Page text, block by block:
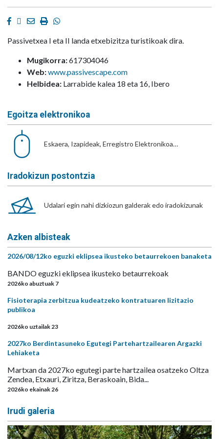
Facebook
Twitter
EmailImprimirWhatsapp
Passivetxea I eta II landa etxebizitza turistikoak dira.
Mugikorra:617304046
Web:www.passivescape.com
Helbidea: Larrabide kalea 18 eta 16, Ibero
Egoitza elektronikoa
Eskaera, Izapideak, Erregistro Elektronikoa…
Iradokizun postontzia
Udalari egin nahi dizkiozun galderak edo iradokizunak
Azken albisteak
2026/08/12ko eguzki eklipsea ikusteko betaurrekoen banaketa
BANDO eguzki eklipsea ikusteko betaurrekoak
2026ko abuztuak 7
Fisioterapia zerbitzua kudeatzeko kontratuaren lizitazio
publikoa
2026ko uztailak 23
2027ko Berdintasuneko Egutegi Partehartzailearen Argazki
Lehiaketa
Martxan da 2027ko egutegi parte hartzailea osatzeko Oltza
Zendea, Etxauri, Ziritza, Beraskoain, Bida...
2026ko ekainak 26
Irudi galeria